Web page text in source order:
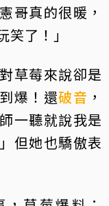
哥真的很暖，
了！」
草莓來說卻是
爆！還破音 ，
一聽就說我是
但她也驕傲表